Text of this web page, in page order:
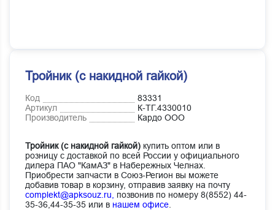
Тройник (с накидной гайкой)
Код
83331
Артикул
К-ТГ.4330010
Производитель
Кардо ООО
Тройник (с накидной гайкой) купить оптом или в
розницу с доставкой по всей России у официального
дилера ПАО "КамАЗ" в Набережных Челнах.
Приобрести запчасти в Союз-Регион вы можете
добавив товар в корзину, отправив заявку на почту
complekt@apksouz.ru,
позвонив по номеру 8(8552) 44-
35-36,44-35-35 или в нашем офисе